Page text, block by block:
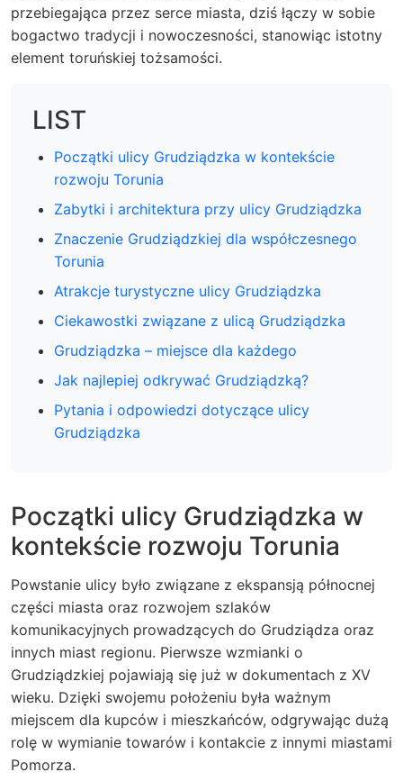
przebiegająca przez serce miasta, dziś łączy w sobie
bogactwo tradycji i nowoczesności, stanowiąc istotny
element toruńskiej tożsamości.
LIST
Początki ulicy Grudziądzka w kontekście
rozwoju Torunia
Zabytki i architektura przy ulicy Grudziądzka
Znaczenie Grudziądzkiej dla współczesnego
Torunia
Atrakcje turystyczne ulicy Grudziądzka
Ciekawostki związane z ulicą Grudziądzka
Grudziądzka – miejsce dla każdego
Jak najlepiej odkrywać Grudziądzką?
Pytania i odpowiedzi dotyczące ulicy
Grudziądzka
Początki ulicy Grudziądzka w
kontekście rozwoju Torunia
Powstanie ulicy było związane z ekspansją północnej
części miasta oraz rozwojem szlaków
komunikacyjnych prowadzących do Grudziądza oraz
innych miast regionu. Pierwsze wzmianki o
Grudziądzkiej pojawiają się już w dokumentach z XV
wieku. Dzięki swojemu położeniu była ważnym
miejscem dla kupców i mieszkańców, odgrywając dużą
rolę w wymianie towarów i kontakcie z innymi miastami
Pomorza.